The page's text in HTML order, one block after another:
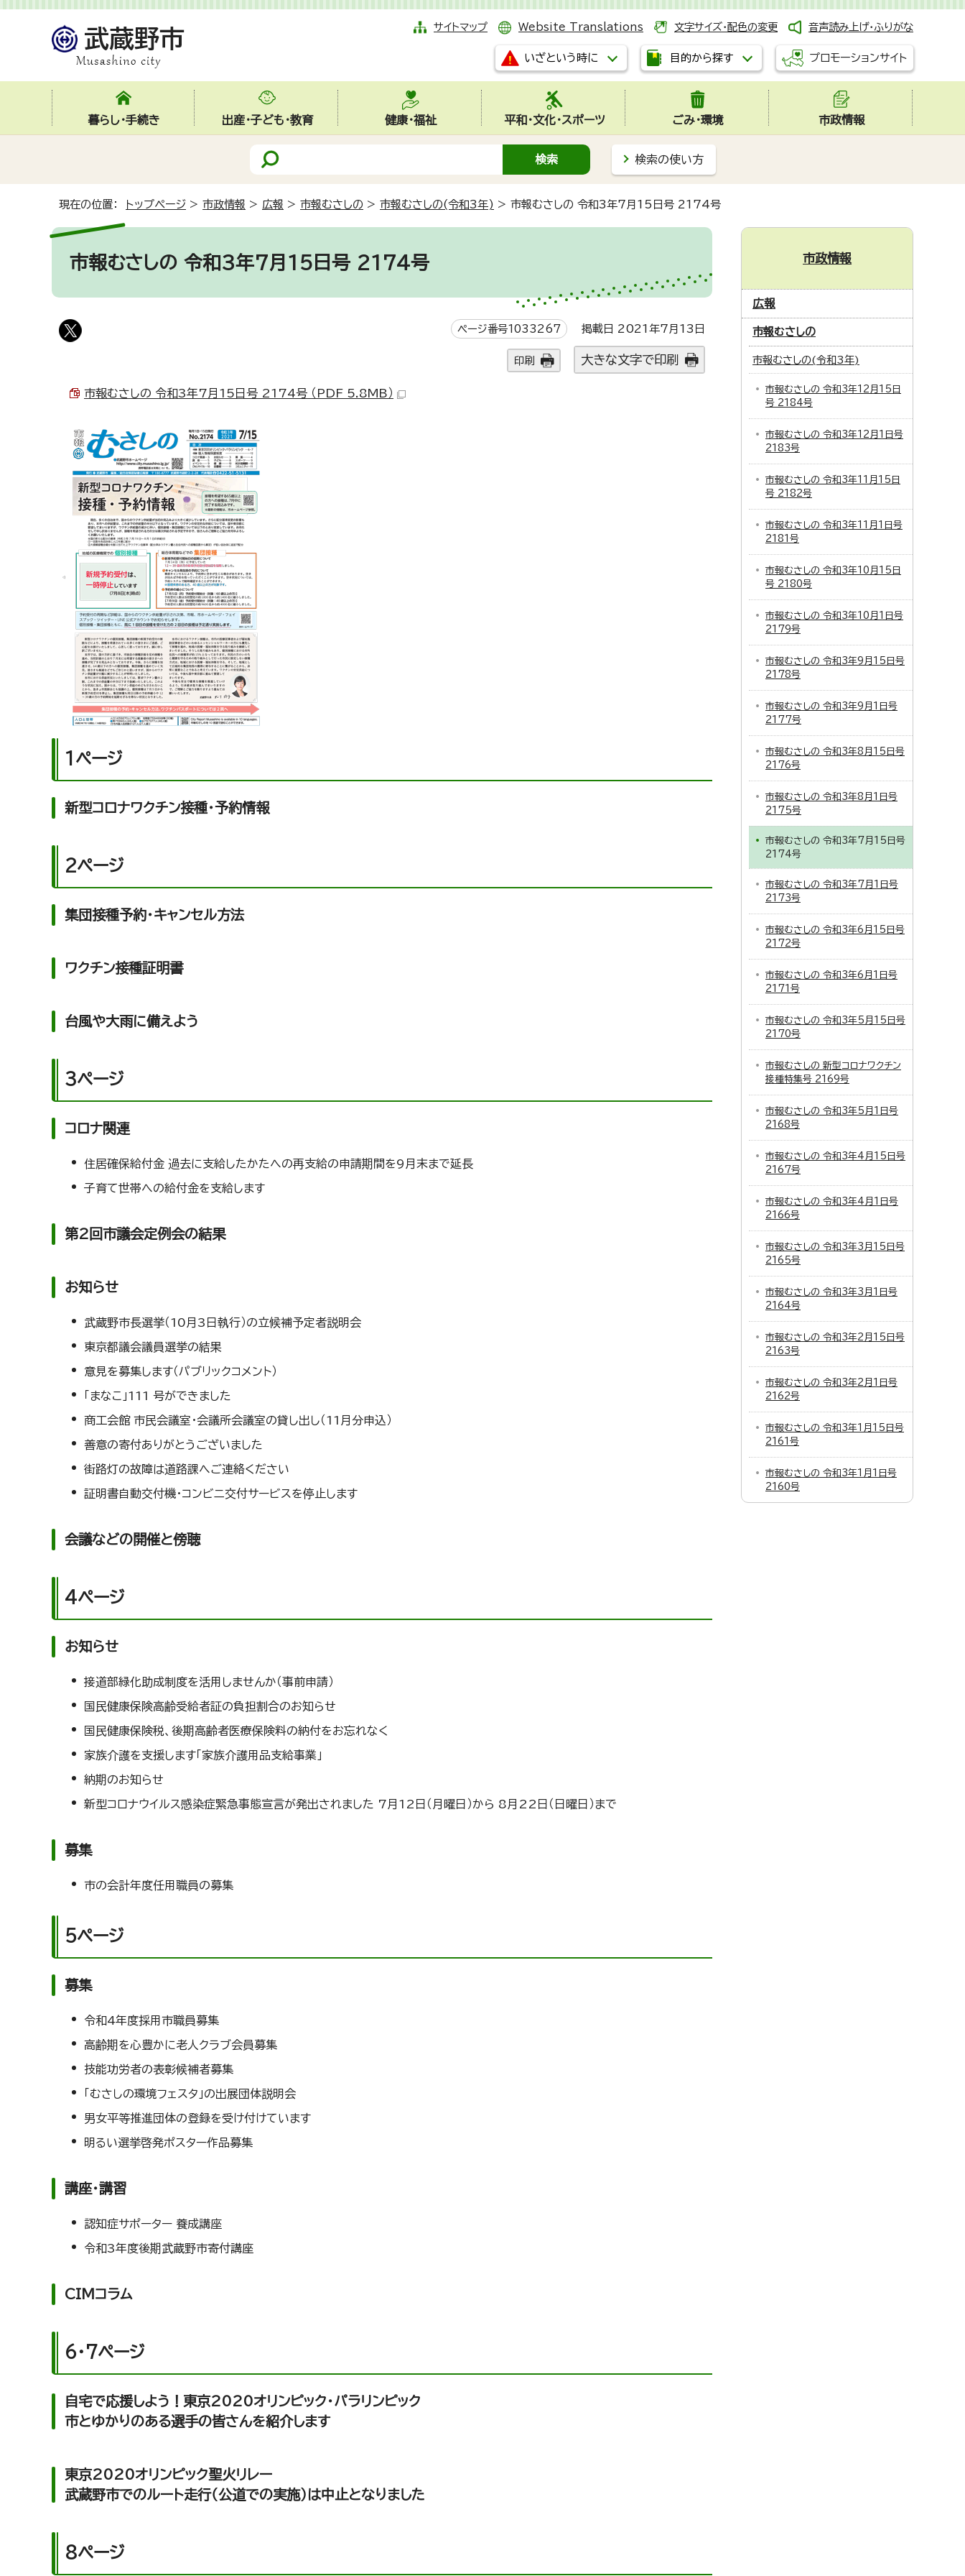
サイトマップ Website Translations 文字サイズ・配色の変更 音声読み上げ・ふりがな
いざという時に 目的から探す プロモーションサイト
暮らし・手続き 出産・子ども・教育 健康・福祉 平和・文化・スポーツ ごみ・環境 市政情報
検索の使い方
現在の位置： トップページ > 市政情報 > 広報 > 市報むさしの > 市報むさしの(令和3年) > 市報むさしの 令和3年7月15日号 2174号
市報むさしの 令和3年7月15日号 2174号
ページ番号1033267 掲載日 2021年7月13日
印刷 大きな文字で印刷
市報むさしの 令和3年7月15日号 2174号 （PDF 5.8MB）
1ページ
新型コロナワクチン接種・予約情報
2ページ
集団接種予約・キャンセル方法
ワクチン接種証明書
台風や大雨に備えよう
3ページ
コロナ関連
住居確保給付金 過去に支給したかたへの再支給の申請期間を9月末まで延長
子育て世帯への給付金を支給します
第2回市議会定例会の結果
お知らせ
武蔵野市長選挙（10月3日執行）の立候補予定者説明会
東京都議会議員選挙の結果
意見を募集します（パブリックコメント）
「まなこ」111 号ができました
商工会館 市民会議室・会議所会議室の貸し出し（11月分申込）
善意の寄付ありがとうございました
街路灯の故障は道路課へご連絡ください
証明書自動交付機・コンビニ交付サービスを停止します
会議などの開催と傍聴
4ページ
お知らせ
接道部緑化助成制度を活用しませんか（事前申請）
国民健康保険高齢受給者証の負担割合のお知らせ
国民健康保険税、後期高齢者医療保険料の納付をお忘れなく
家族介護を支援します「家族介護用品支給事業」
納期のお知らせ
新型コロナウイルス感染症緊急事態宣言が発出されました 7月12日（月曜日）から 8月22日（日曜日）まで
募集
市の会計年度任用職員の募集
5ページ
募集
令和4年度採用市職員募集
高齢期を心豊かに老人クラブ会員募集
技能功労者の表彰候補者募集
「むさしの環境フェスタ」の出展団体説明会
男女平等推進団体の登録を受け付けています
明るい選挙啓発ポスター作品募集
講座・講習
認知症サポーター 養成講座
令和3年度後期武蔵野市寄付講座
CIMコラム
6・7ページ
自宅で応援しよう！東京2020オリンピック・パラリンピック
市とゆかりのある選手の皆さんを紹介します
東京2020オリンピック聖火リレー
武蔵野市でのルート走行（公道での実施）は中止となりました
8ページ
市政情報
広報
市報むさしの
市報むさしの(令和3年)
市報むさしの 令和3年12月15日
号 2184号
市報むさしの 令和3年12月1日号
2183号
市報むさしの 令和3年11月15日
号 2182号
市報むさしの 令和3年11月1日号
2181号
市報むさしの 令和3年10月15日
号 2180号
市報むさしの 令和3年10月1日号
2179号
市報むさしの 令和3年9月15日号
2178号
市報むさしの 令和3年9月1日号
2177号
市報むさしの 令和3年8月15日号
2176号
市報むさしの 令和3年8月1日号
2175号
市報むさしの 令和3年7月15日号
2174号
市報むさしの 令和3年7月1日号
2173号
市報むさしの 令和3年6月15日号
2172号
市報むさしの 令和3年6月1日号
2171号
市報むさしの 令和3年5月15日号
2170号
市報むさしの 新型コロナワクチン
接種特集号 2169号
市報むさしの 令和3年5月1日号
2168号
市報むさしの 令和3年4月15日号
2167号
市報むさしの 令和3年4月1日号
2166号
市報むさしの 令和3年3月15日号
2165号
市報むさしの 令和3年3月1日号
2164号
市報むさしの 令和3年2月15日号
2163号
市報むさしの 令和3年2月1日号
2162号
市報むさしの 令和3年1月15日号
2161号
市報むさしの 令和3年1月1日号
2160号